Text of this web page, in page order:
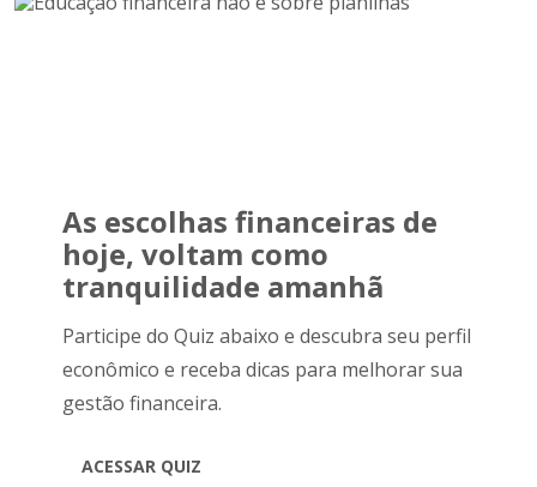
As escolhas financeiras de
hoje, voltam como
tranquilidade amanhã
Participe do Quiz abaixo e descubra seu perfil
econômico e receba dicas para melhorar sua
gestão financeira.
ACESSAR QUIZ